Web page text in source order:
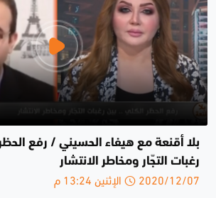
بلا أقنعة مع هيفاء الحسيني / رفع
رغبات التجّار ومخاطر الانتشار
2020/12/07 الإثنين 13:24 م